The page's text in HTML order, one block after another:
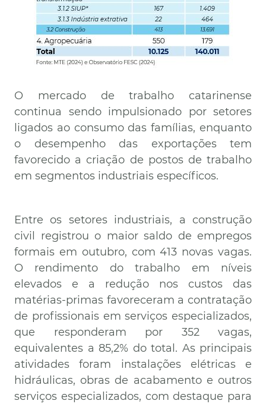
O mercado de trabalho catarinense
continua sendo impulsionado por setores
ligados ao consumo das famílias, enquanto
o desempenho das exportações tem
favorecido a criação de postos de trabalho
em segmentos industriais específicos.
Entre os setores industriais, a construção
civil registrou o maior saldo de empregos
formais em outubro, com 413 novas vagas.
O rendimento do trabalho em níveis
elevados e a redução nos custos das
matérias-primas favoreceram a contratação
de profissionais em serviços especializados,
que responderam por 352 vagas,
equivalentes a 85,2% do total. As principais
atividades foram instalações elétricas e
hidráulicas, obras de acabamento e outros
serviços especializados, com destaque para